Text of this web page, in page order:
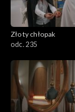
Złoty chłopak
odc. 235